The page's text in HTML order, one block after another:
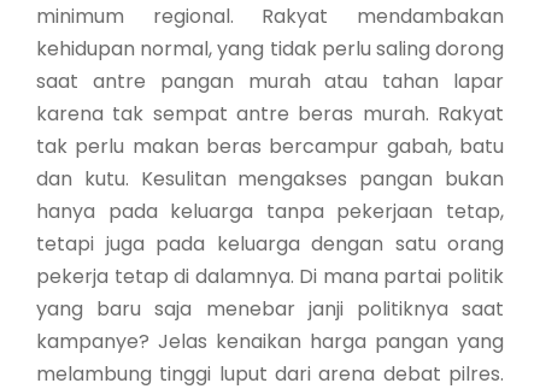
minimum regional. Rakyat mendambakan
kehidupan normal, yang tidak perlu saling dorong
saat antre pangan murah atau tahan lapar
karena tak sempat antre beras murah. Rakyat
tak perlu makan beras bercampur gabah, batu
dan kutu. Kesulitan mengakses pangan bukan
hanya pada keluarga tanpa pekerjaan tetap,
tetapi juga pada keluarga dengan satu orang
pekerja tetap di dalamnya. Di mana partai politik
yang baru saja menebar janji politiknya saat
kampanye? Jelas kenaikan harga pangan yang
melambung tinggi luput dari arena debat pilres.